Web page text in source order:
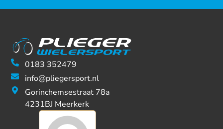
0183 352479
info@pliegersport.nl
Gorinchemsestraat 78a
4231BJ Meerkerk